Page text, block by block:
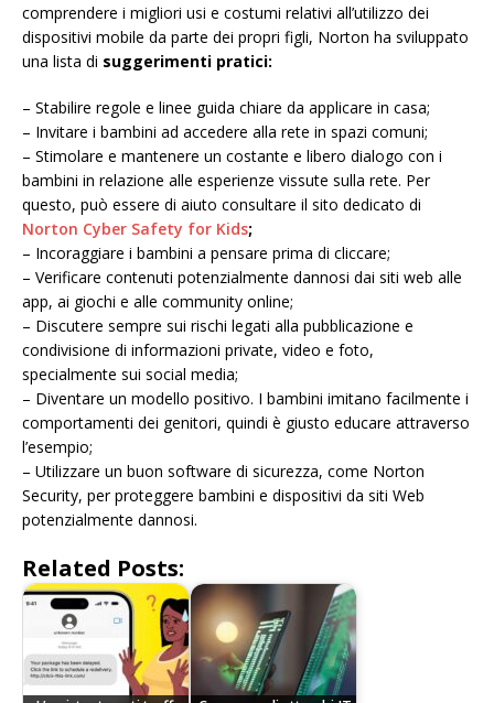
comprendere i migliori usi e costumi relativi all’utilizzo dei
dispositivi mobile da parte dei propri figli, Norton ha sviluppato
una lista di suggerimenti pratici:
– Stabilire regole e linee guida chiare da applicare in casa;
– Invitare i bambini ad accedere alla rete in spazi comuni;
– Stimolare e mantenere un costante e libero dialogo con i
bambini in relazione alle esperienze vissute sulla rete. Per
questo, può essere di aiuto consultare il sito dedicato di
Norton Cyber Safety for Kids;
– Incoraggiare i bambini a pensare prima di cliccare;
– Verificare contenuti potenzialmente dannosi dai siti web alle
app, ai giochi e alle community online;
– Discutere sempre sui rischi legati alla pubblicazione e
condivisione di informazioni private, video e foto,
specialmente sui social media;
– Diventare un modello positivo. I bambini imitano facilmente i
comportamenti dei genitori, quindi è giusto educare attraverso
l’esempio;
– Utilizzare un buon software di sicurezza, come Norton
Security, per proteggere bambini e dispositivi da siti Web
potenzialmente dannosi.
Related Posts: